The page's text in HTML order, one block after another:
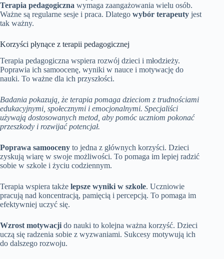
Terapia pedagogiczna wymaga zaangażowania wielu osób.
Ważne są regularne sesje i praca. Dlatego wybór terapeuty jest
tak ważny.
Korzyści płynące z terapii pedagogicznej
Terapia pedagogiczna wspiera rozwój dzieci i młodzieży.
Poprawia ich samoocenę, wyniki w nauce i motywację do
nauki. To ważne dla ich przyszłości.
Badania pokazują, że terapia pomaga dzieciom z trudnościami
edukacyjnymi, społecznymi i emocjonalnymi. Specjaliści
używają dostosowanych metod, aby pomóc uczniom pokonać
przeszkody i rozwijać potencjał.
Poprawa samooceny to jedna z głównych korzyści. Dzieci
zyskują wiarę w swoje możliwości. To pomaga im lepiej radzić
sobie w szkole i życiu codziennym.
Terapia wspiera także lepsze wyniki w szkole. Uczniowie
pracują nad koncentracją, pamięcią i percepcją. To pomaga im
efektywniej uczyć się.
Wzrost motywacji do nauki to kolejna ważna korzyść. Dzieci
uczą się radzenia sobie z wyzwaniami. Sukcesy motywują ich
do dalszego rozwoju.